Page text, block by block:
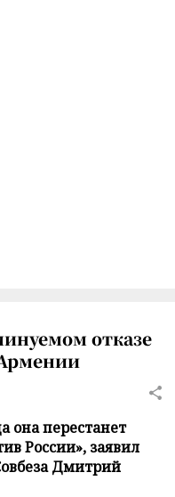
отказе
она перестанет
России», заявил
Дмитрий